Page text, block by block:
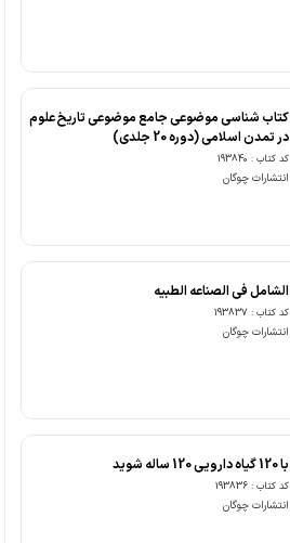
کتاب شناسی موضوعی جامع موضوعی تاریخ علوم
در تمدن اسلامی (دوره 20 جلدی)
کد کتاب : 193840
انتشارات چوگان
الشامل فی الصناعه الطبیه
کد کتاب : 193837
انتشارات چوگان
با 120 گیاه دارویی 120 ساله شوید
کد کتاب : 193836
انتشارات چوگان